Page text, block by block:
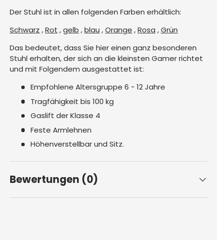
Der Stuhl ist in allen folgenden Farben erhältlich:
Schwarz ,Rot ,gelb ,blau ,Orange ,Rosa ,Grün
Das bedeutet, dass Sie hier einen ganz besonderen
Stuhl erhalten, der sich an die kleinsten Gamer richtet
und mit Folgendem ausgestattet ist:​
Empfohlene Altersgruppe 6 - 12 Jahre
Tragfähigkeit bis 100 kg
Gaslift der Klasse 4
Feste Armlehnen
Höhenverstellbar und Sitz.
Bewertungen (0)